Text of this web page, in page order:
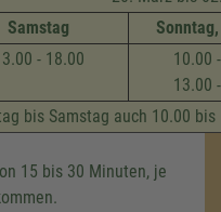
Samstag
- 18.00
10.00
13.00
bis Samstag auch 10.00 bis
15 bis 30 Minuten, je